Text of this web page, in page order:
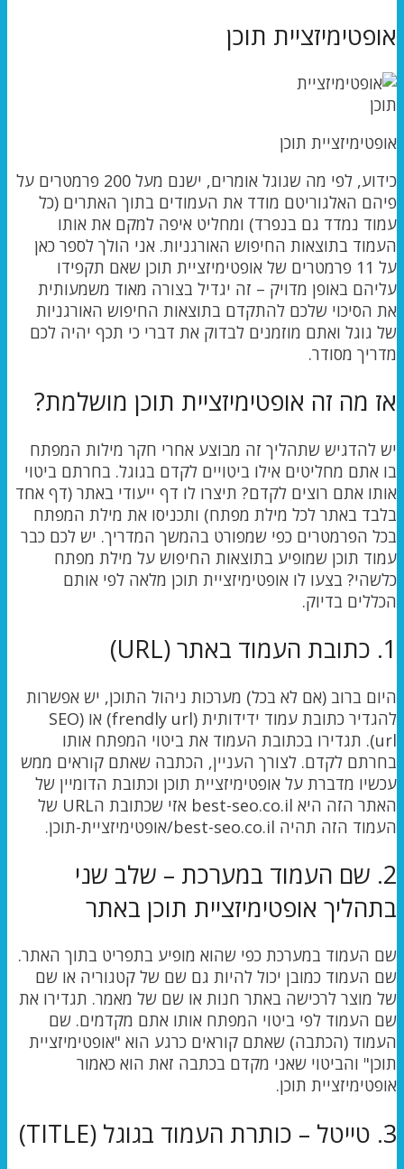
אופטימיזציית תוכן
אופטימיזציית תוכן
כידוע, לפי מה שגוגל אומרים, ישנם מעל 200 פרמטרים על
פיהם האלגוריטם מודד את העמודים בתוך האתרים (כל
עמוד נמדד גם בנפרד) ומחליט איפה למקם את אותו
העמוד בתוצאות החיפוש האורגניות. אני הולך לספר כאן
על 11 פרמטרים של אופטימיזציית תוכן שאם תקפידו
עליהם באופן מדויק – זה יגדיל בצורה מאוד משמעותית
את הסיכוי שלכם להתקדם בתוצאות החיפוש האורגניות
של גוגל ואתם מוזמנים לבדוק את דברי כי תכף יהיה לכם
מדריך מסודר.
אז מה זה אופטימיזציית תוכן מושלמת?
יש להדגיש שתהליך זה מבוצע אחרי חקר מילות המפתח
בו אתם מחליטים אילו ביטויים לקדם בגוגל. בחרתם ביטוי
אותו אתם רוצים לקדם? תיצרו לו דף ייעודי באתר (דף אחד
בלבד באתר לכל מילת מפתח) ותכניסו את מילת המפתח
בכל הפרמטרים כפי שמפורט בהמשך המדריך. יש לכם כבר
עמוד תוכן שמופיע בתוצאות החיפוש על מילת מפתח
כלשהי? בצעו לו אופטימיזציית תוכן מלאה לפי אותם
הכללים בדיוק.
1. כתובת העמוד באתר (URL)
היום ברוב (אם לא בכל) מערכות ניהול התוכן, יש אפשרות
להגדיר כתובת עמוד ידידותית (frendly url) או (SEO
url). תגדירו בכתובת העמוד את ביטוי המפתח אותו
בחרתם לקדם. לצורך העניין, הכתבה שאתם קוראים ממש
עכשיו מדברת על אופטימיזציית תוכן וכתובת הדומיין של
האתר הזה היא best-seo.co.il אזי שכתובת הURL של
העמוד הזה תהיה best-seo.co.il/אופטימיזציית-תוכן.
2. שם העמוד במערכת – שלב שני
בתהליך אופטימיזציית תוכן באתר
שם העמוד במערכת כפי שהוא מופיע בתפריט בתוך האתר.
שם העמוד כמובן יכול להיות גם שם של קטגוריה או שם
של מוצר לרכישה באתר חנות או שם של מאמר. תגדירו את
שם העמוד לפי ביטוי המפתח אותו אתם מקדמים. שם
העמוד (הכתבה) שאתם קוראים כרגע הוא "אופטימיזציית
תוכן" והביטוי שאני מקדם בכתבה זאת הוא כאמור
אופטימיזציית תוכן.
3. טייטל – כותרת העמוד בגוגל (TITLE)